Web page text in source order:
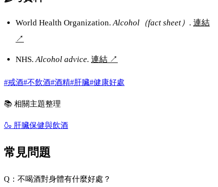
World Health Organization.Alcohol（fact sheet）. 連結
↗
NHS.Alcohol advice. 連結 ↗
#戒酒#不飲酒#酒精#肝臟#健康好處
📚 相關主題整理
🍶 肝臟保健與飲酒
常見問題
Q：不喝酒對身體有什麼好處？